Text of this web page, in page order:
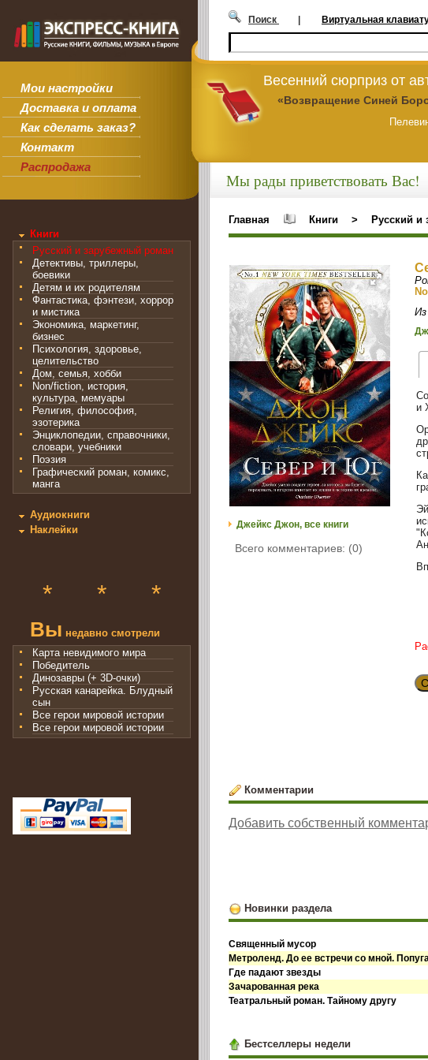
Мои настройки
Доставка и оплата
Как сделать заказ?
Контакт
Распродажа
Поиск | Виртуальная
Весенний сюрприз от
«Возвращение Синей
Книги
Русский и зарубежный роман
Детективы, триллеры,
боевики
Детям и их родителям
Фантастика, фэнтези, хоррор
и мистика
Экономика, маркетинг,
бизнес
Психология, здоровье,
целительство
Дом, семья, хобби
Non/fiction, история,
культура, мемуары
Религия, философия,
эзотерика
Энциклопедии, справочники,
словари, учебники
Поэзия
Графический роман, комикс,
манга
Аудиокниги
Наклейки
* * *
Вы недавно смотрели
Карта невидимого мира
Победитель
Динозавры (+ 3D-очки)
Русская канарейка. Блудный
сын
Все герои мировой истории
Все герои мировой истории
Мы рады приветствовать Вас!
Главная Книги > Русский и
Джейкс Джон, все книги
Всего комментариев: (0)
Из
и
Комментарии
Добавить собственный
Новинки раздела
Священный мусор
Метроленд. До ее встречи со мной.
Где падают звезды
Зачарованная река
Театральный роман. Тайному другу
Бестселлеры недели